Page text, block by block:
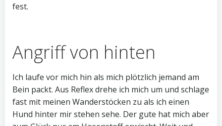
fest.
Angriff von hinten
Ich laufe vor mich hin als mich plötzlich jemand am
Bein packt. Aus Reflex drehe ich mich um und schlage
fast mit meinen Wanderstöcken zu als ich einen
Hund hinter mir stehen sehe. Der gute hat mich aber